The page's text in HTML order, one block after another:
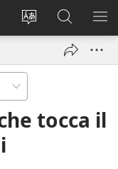
Modificare
Accedi
(apre
finestra)
Cerca
in
JW.ORG
tocca il